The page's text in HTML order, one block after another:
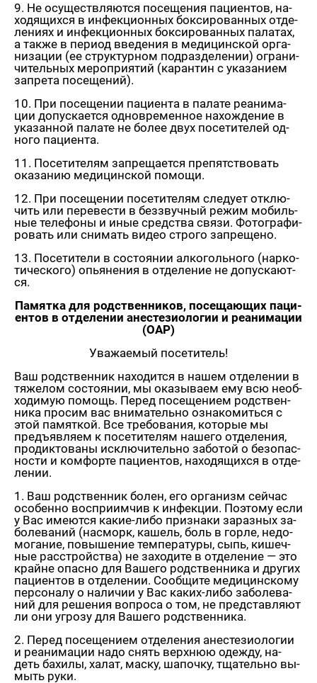
9. Не осу­ществ­ля­ют­ся по­се­ще­ния па­ци­ен­тов, на­
хо­дя­щих­ся в ин­фек­ци­он­ных бок­си­ро­ван­ных от­де­
ле­ни­ях и ин­фек­ци­он­ных бок­си­ро­ван­ных па­ла­тах,
а также в пе­ри­од вве­де­ния в ме­ди­цин­ской ор­га­
ни­за­ции (ее струк­тур­ном под­раз­де­ле­нии) огра­ни­
чи­тель­ных ме­ро­при­я­тий (ка­ран­тин с ука­за­ни­ем
за­пре­та по­се­ще­ний).
10. При по­се­ще­нии па­ци­ен­та в па­ла­те ре­ани­ма­
ции до­пус­ка­ет­ся од­но­вре­мен­ное на­хож­де­ние в
ука­зан­ной па­ла­те не более двух по­се­ти­те­лей од­
но­го па­ци­ен­та.
11. По­се­ти­те­лям за­пре­ща­ет­ся пре­пят­ство­вать
ока­за­нию ме­ди­цин­ской по­мо­щи.
12. При по­се­ще­нии по­се­ти­те­лям сле­ду­ет от­клю­
чить или пе­ре­ве­сти в без­звуч­ный режим мо­биль­
ные те­ле­фо­ны и иные сред­ства связи. Фо­то­гра­фи­
ро­вать или сни­мать видео стро­го за­пре­ще­но.
13. По­се­ти­те­ли в со­сто­я­нии ал­ко­голь­но­го (нар­ко­
ти­че­ско­го) опья­не­ния в от­де­ле­ние не до­пус­ка­ют­
ся.
Па­мят­ка для род­ствен­ни­ков, по­се­ща­ю­щих па­ци­
ен­тов в от­де­ле­нии ане­сте­зио­ло­гии и ре­ани­ма­ции
(ОАР)
Ува­жа­е­мый по­се­ти­тель!
Ваш род­ствен­ник на­хо­дит­ся в нашем от­де­ле­нии в
тя­же­лом со­сто­я­нии, мы ока­зы­ва­ем ему всю необ­
хо­ди­мую по­мощь. Перед по­се­ще­ни­ем род­ствен­
ни­ка про­сим вас вни­ма­тель­но озна­ко­мить­ся с
этой па­мят­кой. Все тре­бо­ва­ния, ко­то­рые мы
предъ­яв­ля­ем к по­се­ти­те­лям на­ше­го от­де­ле­ния,
про­дик­то­ва­ны ис­клю­чи­тель­но за­бо­той о без­опас­
но­сти и ком­фор­те па­ци­ен­тов, на­хо­дя­щих­ся в от­де­
ле­нии.
1. Ваш род­ствен­ник болен, его ор­га­низм сей­час
осо­бен­но вос­при­им­чив к ин­фек­ции. По­это­му если
у Вас име­ют­ся ка­кие-ли­бо при­зна­ки за­раз­ных за­
бо­ле­ва­ний (на­сморк, ка­шель, боль в горле, недо­
мо­га­ние, по­вы­ше­ние тем­пе­ра­ту­ры, сыпь, ки­шеч­
ные рас­строй­ства) не за­хо­ди­те в от­де­ле­ние — это
крайне опас­но для Ва­ше­го род­ствен­ни­ка и дру­гих
па­ци­ен­тов в от­де­ле­нии. Со­об­щи­те ме­ди­цин­ско­му
пер­со­на­лу о на­ли­чии у Вас ка­ких-ли­бо за­бо­ле­ва­
ний для ре­ше­ния во­про­са о том, не пред­став­ля­ют
ли они угро­зу для Ва­ше­го род­ствен­ни­ка.
2. Перед по­се­ще­ни­ем от­де­ле­ния ане­сте­зио­ло­гии
и ре­ани­ма­ции надо снять верх­нюю одеж­ду, на­
деть ба­хи­лы, халат, маску, ша­поч­ку, тща­тель­но вы­
мыть руки.